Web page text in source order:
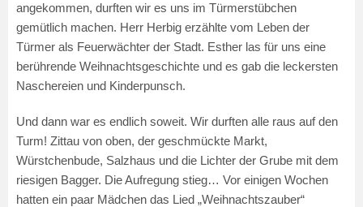
angekommen, durften wir es uns im Türmerstübchen
gemütlich machen. Herr Herbig erzählte vom Leben der
Türmer als Feuerwächter der Stadt. Esther las für uns eine
berührende Weihnachtsgeschichte und es gab die leckersten
Naschereien und Kinderpunsch.
Und dann war es endlich soweit. Wir durften alle raus auf den
Turm! Zittau von oben, der geschmückte Markt,
Würstchenbude, Salzhaus und die Lichter der Grube mit dem
riesigen Bagger. Die Aufregung stieg… Vor einigen Wochen
hatten ein paar Mädchen das Lied „Weihnachtszauber“